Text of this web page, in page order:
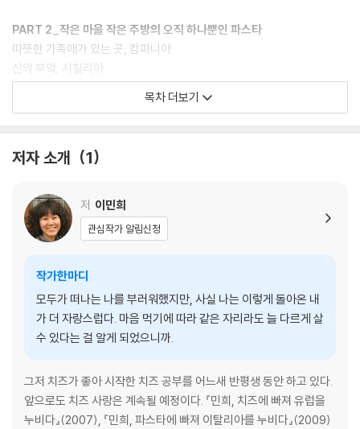
PART 2_작은 마을 작은 주방의 오직 하나뿐인 파스타
따뜻한 가족애가 있는 곳, 캄파니아
신의 부엌, 시칠리아
파스타의 오랜 전통을 엿본 곳, 토스카나
목차 더보기
저자 소개 1
저 이민희
관심작가 알림신청
작가한마디
모두가 떠나는 나를 부러워했지만, 사실 나는 이렇게 돌아온 내
가 더 자랑스럽다. 마음 먹기에 따라 같은 자리라도 늘 다르게 살
수 있다는 걸 알게 되었으니까.
그저 치즈가 좋아 시작한 치즈 공부를 어느새 반평생 동안 하고 있다.
앞으로도 치즈 사랑은 계속될 예정이다. 『민희, 치즈에 빠져 유럽을
누비다』(2007), 『민희, 파스타에 빠져 이탈리아를 누비다』(2009)